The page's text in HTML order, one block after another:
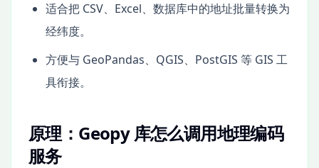
适合把 CSV、Excel、数据库中的地址批量转换为
经纬度。
方便与 GeoPandas、QGIS、PostGIS 等 GIS 工
具衔接。
原理：Geopy 库怎么调用地理编码
服务